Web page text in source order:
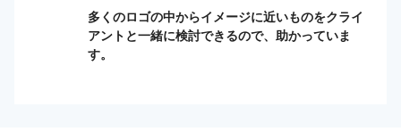
多くのロゴの中からイメージに近いものをクライ
アントと一緒に検討できるので、助かっていま
す。